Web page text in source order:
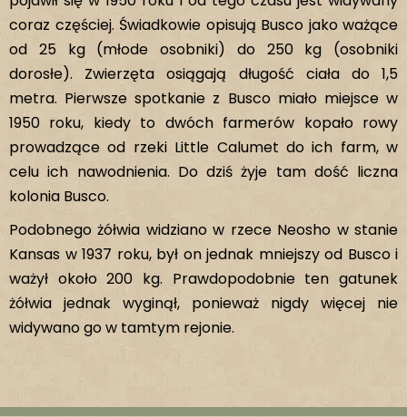
coraz częściej. Świadkowie opisują Busco jako ważące
od 25 kg (młode osobniki) do 250 kg (osobniki
dorosłe). Zwierzęta osiągają długość ciała do 1,5
metra. Pierwsze spotkanie z Busco miało miejsce w
1950 roku, kiedy to dwóch farmerów kopało rowy
prowadzące od rzeki Little Calumet do ich farm, w
celu ich nawodnienia. Do dziś żyje tam dość liczna
kolonia Busco.
Podobnego żółwia widziano w rzece Neosho w stanie
Kansas w 1937 roku, był on jednak mniejszy od Busco i
ważył około 200 kg. Prawdopodobnie ten gatunek
żółwia jednak wyginął, ponieważ nigdy więcej nie
widywano go w tamtym rejonie.